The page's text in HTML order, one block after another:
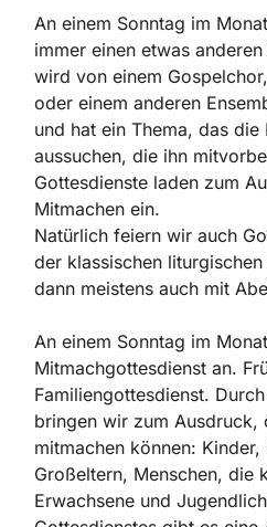
An einem Sonntag im
immer einen etwas
wird von einem
oder einem anderen
und hat ein Thema, das die
aussuchen, die ihn
Gottesdienste laden zum
Mitmachen ein.
Natürlich feiern wir auch
der klassischen
dann meistens auch mit
An einem Sonntag im
Mitmachgottesdienst an.
Familiengottesdienst.
bringen wir zum Ausdruck,
mitmachen können:
Großeltern, Menschen, die
Erwachsene und